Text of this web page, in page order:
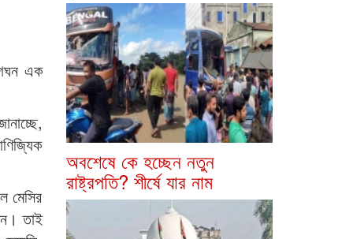
এক
মেসির
তাই
অবশেষে কে হচ্ছেন নতুন
রাষ্ট্রপতি? শীর্ষে যার নাম